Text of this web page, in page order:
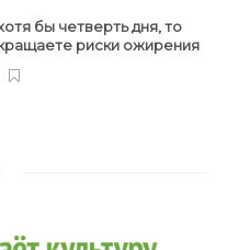
бы четверть дня, то
риски ожирения